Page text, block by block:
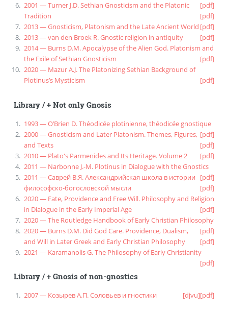
[pdf]
2001 — Turner J.D. Sethian Gnosticism and the Platonic
Tradition
[pdf]
2013 — Gnosticism, Platonism and the Late Ancient World [pdf]
2013 — van den Broek R. Gnostic religion in antiquity
[pdf]
2014 — Burns D.M. Apocalypse of the Alien God. Platonism and
the Exile of Sethian Gnosticism
[pdf]
2020 — Mazur A.J. The Platonizing Sethian Background of
Plotinus’s Mysticism
[pdf]
Library/+ Not only Gnosis
1993 — O’Brien D. Théodicée plotinienne, théodicée gnostique
[pdf]
2000 — Gnosticism and Later Platonism. Themes, Figures,
and Texts
[pdf]
2010 — Plato's Parmenides and Its Heritage. Volume 2
[pdf]
2011 — Narbonne J.-M. Plotinus in Dialogue with the Gnostics
[pdf]
2011 — Саврей В.Я. Александрийская школа в истории
философско-богословской мысли
[pdf]
2020 — Fate, Providence and Free Will. Philosophy and Religion
in Dialogue in the Early Imperial Age
[pdf]
2020 — The Routledge Handbook of Early Christian Philosophy
[pdf]
2020 — Burns D.M. Did God Care. Providence, Dualism,
and Will in Later Greek and Early Christian Philosophy
[pdf]
2021 — Karamanolis G. The Philosophy of Early Christianity
[pdf]
Library/+ Gnosis of non-gnostics
2007 — Козырев А.П. Соловьев и гностики [djvu][pdf]